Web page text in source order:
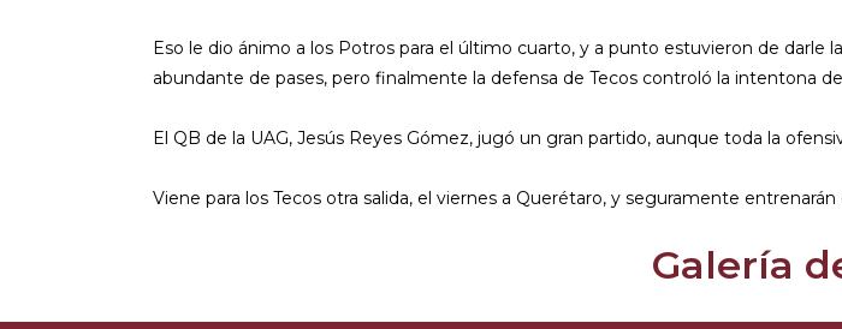
Eso le dio ánimo a los Potros para el último cuarto, y a punto estuvieron de
abundante de pases, pero finalmente la defensa de Tecos controló la intentona
El QB de la UAG, Jesús Reyes Gómez, jugó un gran partido, aunque toda la
Viene para los Tecos otra salida, el viernes a Querétaro, y seguramente
Galería